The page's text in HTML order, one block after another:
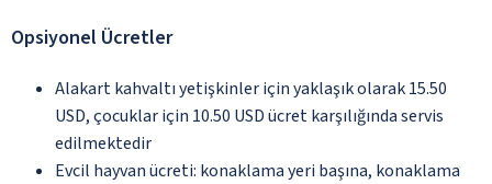
Opsiyonel Ücretler
Alakart kahvaltı yetişkinler için yaklaşık olarak 15.50
USD, çocuklar için 10.50 USD ücret karşılığında servis
edilmektedir
Evcil hayvan ücreti: konaklama yeri başına, konaklama